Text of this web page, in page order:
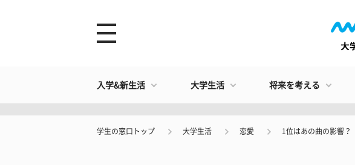
入学&新生活 大学生活 将来を考える
学生の窓口トップ 大学生活 恋愛 1位はあの曲の影響